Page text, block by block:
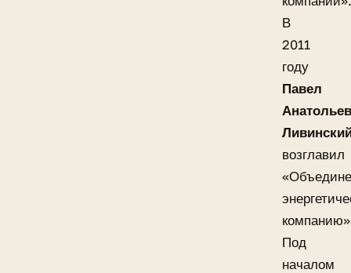
В
2011
году
Павел
возглавил
Под
началом